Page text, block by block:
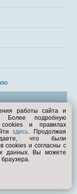
работы сайта и
Более подробную
и правилах
здесь. Продолжая
что были
cookies и согласны с
данных. Вы можете